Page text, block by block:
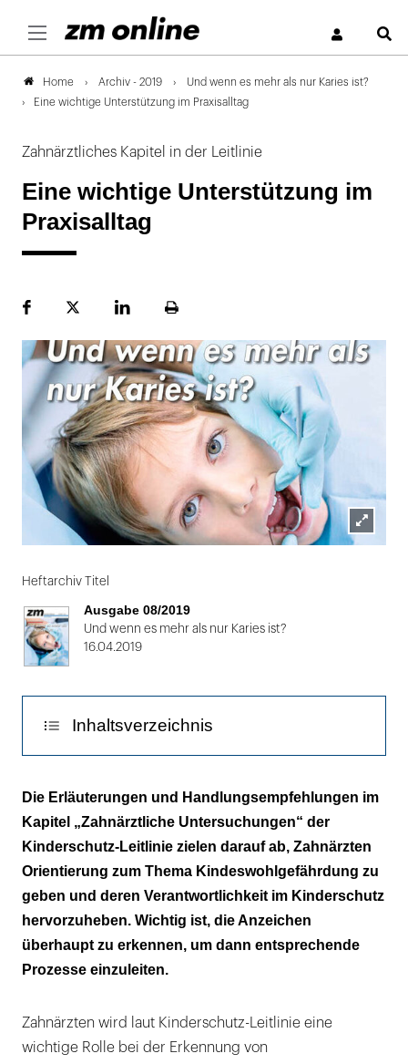
Home Archiv - 2019
Und wenn es mehr als nur Karies ist?
Eine wichtige Unterstützung im Praxisalltag
Zahnärztliches Kapitel in der Leitlinie
Eine wichtige Unterstützung im
Praxisalltag
FacebookPlattformLinekdInSeite
Lightbox
Heftarchiv Titel
Ausgabe 08/2019
Und wenn es mehr als nur Karies ist?
16.04.2019
Inhaltsverzeichnis
Wo ist die Grenze zwischen Karies und
Vernachlässigung?
Die Rolle der Zahnärzte im Kinderschutz
Rechtliche Basis: das Kinderschutzgesetz
Ein Mammutprojekt
Die Erläuterungen und Handlungsempfehlungen im
Kapitel „Zahnärztliche Untersuchungen“ der
Kinderschutz-Leitlinie zielen darauf ab, Zahnärzten
Orientierung zum Thema Kindeswohlgefährdung zu
geben und deren Verantwortlichkeit im Kinderschutz
hervorzuheben. Wichtig ist, die Anzeichen
überhaupt zu erkennen, um dann entsprechende
Prozesse einzuleiten.
Zahnärzten wird laut Kinderschutz-Leitlinie eine
wichtige Rolle bei der Erkennung von